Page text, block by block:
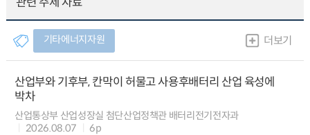
기타에너지자원 더보기
산업부와 기후부, 칸막이 허물고 사용후배터리 산업 육성에
박차
산업통상부 산업성장실 첨단산업정책관 배터리전기전자과
2026.08.07
6p